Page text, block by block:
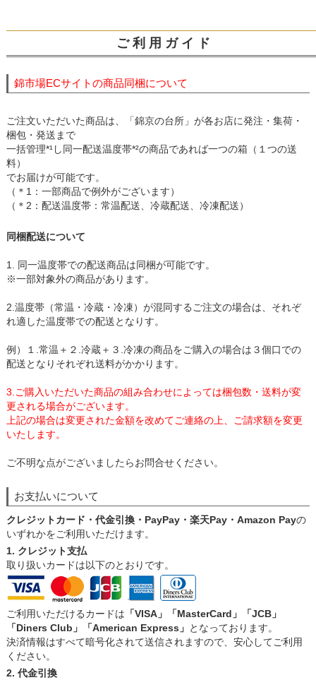
ご 利 用 ガ イ ド
錦市場ECサイトの商品同梱について
ご注文いただいた商品は、「錦京の台所」が各お店に発注・集荷・
梱包・発送まで
一括管理*¹し同一配送温度帯*²の商品であれば一つの箱（１つの送
料）
でお届けが可能です。
（＊1：一部商品で例外がございます）
（＊2：配送温度帯：常温配送、冷蔵配送、冷凍配送）
同梱配送について
1. 同一温度帯での配送商品は同梱が可能です。
※一部対象外の商品があります。
2.温度帯（常温・冷蔵・冷凍）が混同するご注文の場合は、それぞ
れ適した温度帯での配送となりす。
例）１.常温＋２.冷蔵＋３.冷凍の商品をご購入の場合は３個口での
配送となりそれぞれ送料がかかります。
3.ご購入いただいた商品の組み合わせによっては梱包数・送料が変
更される場合がございます。
上記の場合は変更された金額を改めてご連絡の上、ご請求額を変更
いたします。
ご不明な点がございましたらお問合せください。
お支払いについて
クレジットカード・代金引換・PayPay・楽天Pay・Amazon Payの
いずれかをご利用いただけます。
1. クレジット支払
取り扱いカードは以下のとおりです。
ご利用いただけるカードは 「VISA」「MasterCard」「JCB」
「Diners Club」「American Express」 となっております。
決済情報はすべて暗号化されて送信されますので、安心してご利用
ください。
2. 代金引換